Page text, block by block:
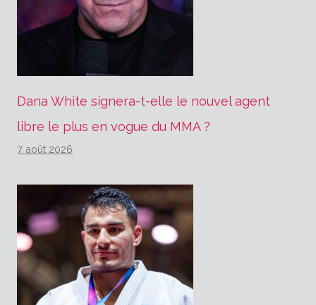
Dana White signera-t-elle le nouvel agent
libre le plus en vogue du MMA ?
7 août 2026